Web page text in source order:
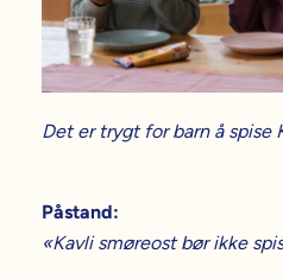
Det er trygt for barn å spise
Påstand:
«Kavli smøreost bør ikke